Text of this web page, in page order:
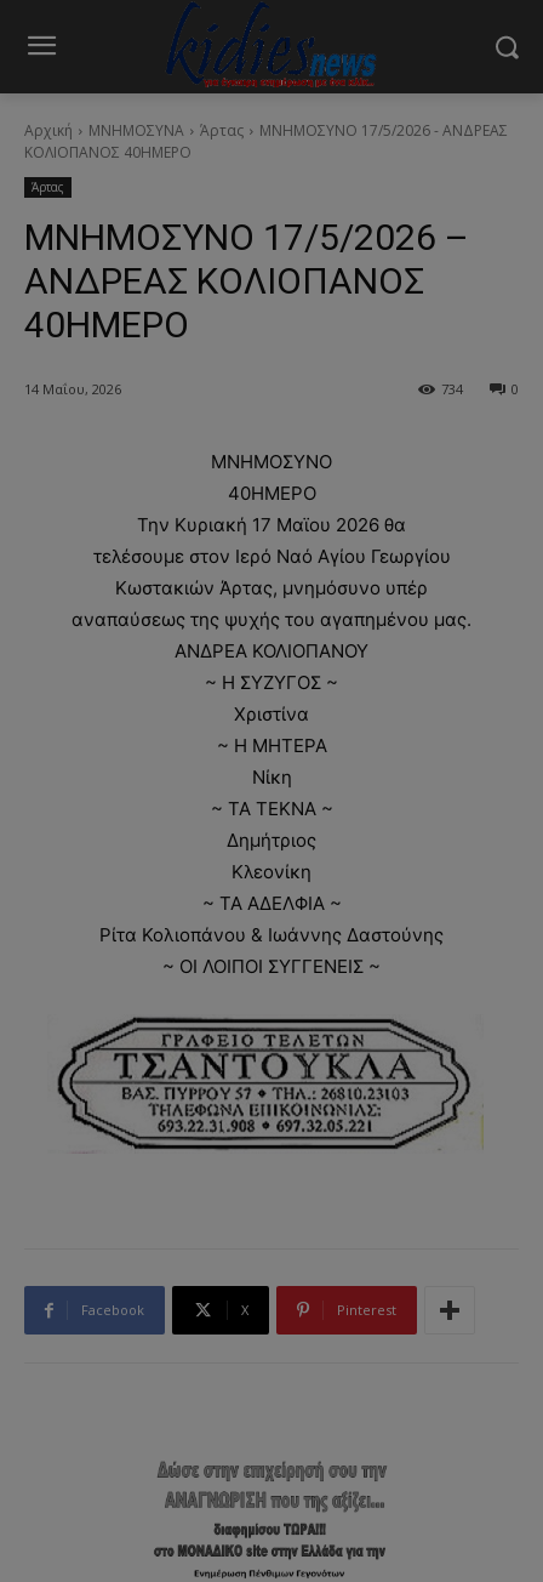
Αρχική ΜΝΗΜΟΣΥΝΑ Άρτας
ΜΝΗΜΟΣΥΝΟ 17/5/2026 - ΑΝΔΡΕΑΣ
ΚΟΛΙΟΠΑΝΟΣ 40ΗΜΕΡΟ
Άρτας
ΜΝΗΜΟΣΥΝΟ 17/5/2026 –
ΑΝΔΡΕΑΣ ΚΟΛΙΟΠΑΝΟΣ
40ΗΜΕΡΟ
14 Μαΐου, 2026 0
734
ΜΝΗΜΟΣΥΝΟ
40ΗΜΕΡΟ
Την Κυριακή 17 Μαϊου 2026 θα
τελέσουμε στον Ιερό Ναό Αγίου Γεωργίου
Κωστακιών Άρτας, μνημόσυνο υπέρ
αναπαύσεως της ψυχής του αγαπημένου μας.
ΑΝΔΡΕΑ ΚΟΛΙΟΠΑΝΟΥ
~ Η ΣΥΖΥΓΟΣ ~
Χριστίνα
~ Η ΜΗΤΕΡΑ
Νίκη
~ ΤΑ ΤΕΚΝΑ ~
Δημήτριος
Κλεονίκη
~ ΤΑ ΑΔΕΛΦΙΑ ~
Ρίτα Κολιοπάνου & Ιωάννης Δαστούνης
~ ΟΙ ΛΟΙΠΟΙ ΣΥΓΓΕΝΕΙΣ ~
Facebook X Pinterest